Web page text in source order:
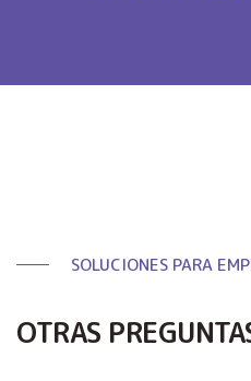
SOLUCIONES PARA
OTRAS